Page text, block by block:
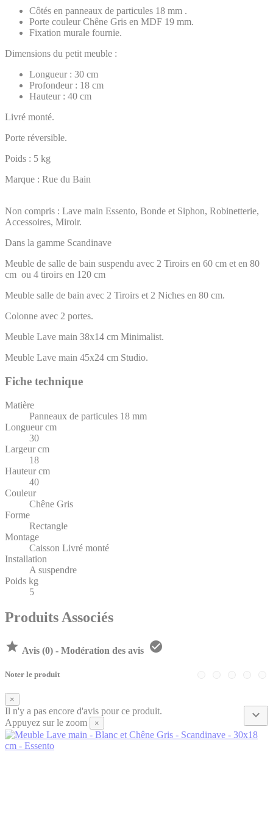
Côtés en panneaux de particules 18 mm .
Porte couleur Chêne Gris en MDF 19 mm.
Fixation murale fournie.
Dimensions du petit meuble :
Longueur : 30 cm
Profondeur : 18 cm
Hauteur : 40 cm
Livré monté.
Porte réversible.
Poids : 5 kg
Marque : Rue du Bain
Non compris : Lave main Essento, Bonde et Siphon, Robinetterie,
Accessoires, Miroir.
Dans la gamme Scandinave
Meuble de salle de bain suspendu avec 2 Tiroirs en 60 cm et en 80
cm ou 4 tiroirs en 120 cm
Meuble salle de bain avec 2 Tiroirs et 2 Niches en 80 cm.
Colonne avec 2 portes.
Meuble Lave main 38x14 cm Minimalist.
Meuble Lave main 45x24 cm Studio.
Fiche technique
Matière
Panneaux de particules 18 mm
Longueur cm
30
Largeur cm
18
Hauteur cm
40
Couleur
Chêne Gris
Forme
Rectangle
Montage
Caisson Livré monté
Installation
A suspendre
Poids kg
5
Produits Associés
 Avis (0) - Modération des avis 
Noter le produit
×

Il n'y a pas encore d'avis pour ce produit.
Appuyez sur le zoom
×